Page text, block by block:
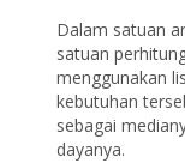
Dalam satuan
satuan
menggunakan
kebutuhan
sebagai
dayanya.